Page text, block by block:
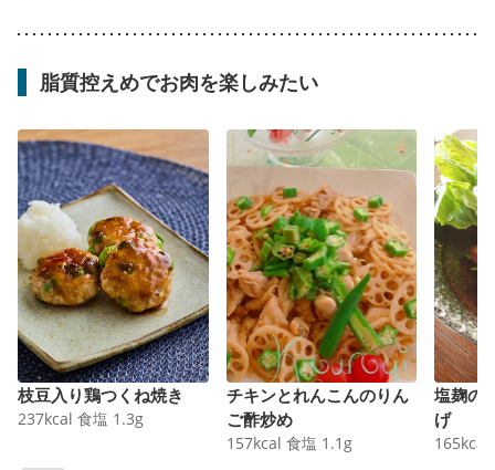
脂質控えめでお肉を楽しみたい
枝豆入り鶏つくね焼き
237kcal 食塩 1.3g
チキンとれんこんのりん
ご酢炒め
157kcal 食塩 1.1 g
塩麹の
げ
165kcal